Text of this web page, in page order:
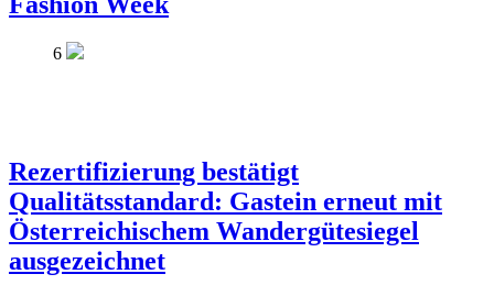
6
Rezertifizierung bestätigt
Qualitätsstandard: Gastein erneut mit
Österreichischem Wandergütesiegel
ausgezeichnet